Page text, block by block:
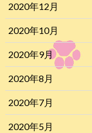
2020年12月
2020年10月
2020年9月
2020年8月
2020年7月
2020年5月